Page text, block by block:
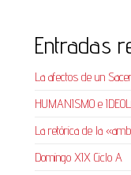
Entradas
La afectos de un
HUMANISMO e
La retórica de la
Domingo XIX Ciclo A